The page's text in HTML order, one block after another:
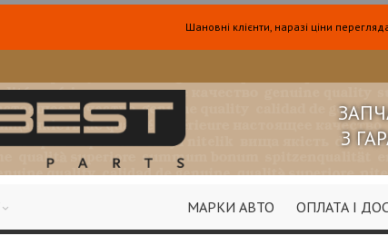
Шановні клієнти, наразі ціни
З
ОПЛАТА І
МАРКИ АВТО